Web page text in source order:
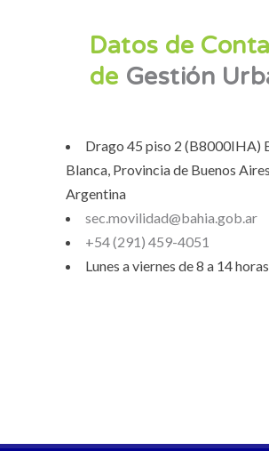
Datos de
de Gestión
Drago 45 piso 2 (B8000IHA)
Blanca, Provincia de Buenos
Argentina
sec.movilidad@bahia.gob.ar
+54 (291) 459-4051
Lunes a viernes de 8 a 14 horas